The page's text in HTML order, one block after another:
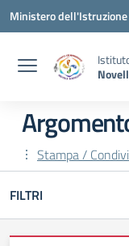
Vai ai contenuti
Vai al menu di
Vai al footer
Ministero
Stampa /
FILTRI